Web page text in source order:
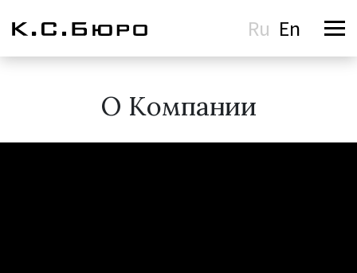
Ru En
О Компании